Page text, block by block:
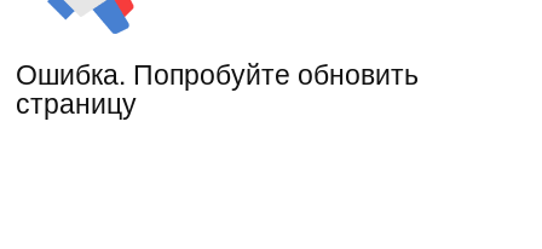
Ошибка. Попробуйте обновить
страницу